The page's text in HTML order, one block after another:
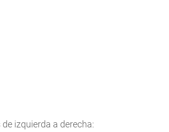
izquierda a derecha: